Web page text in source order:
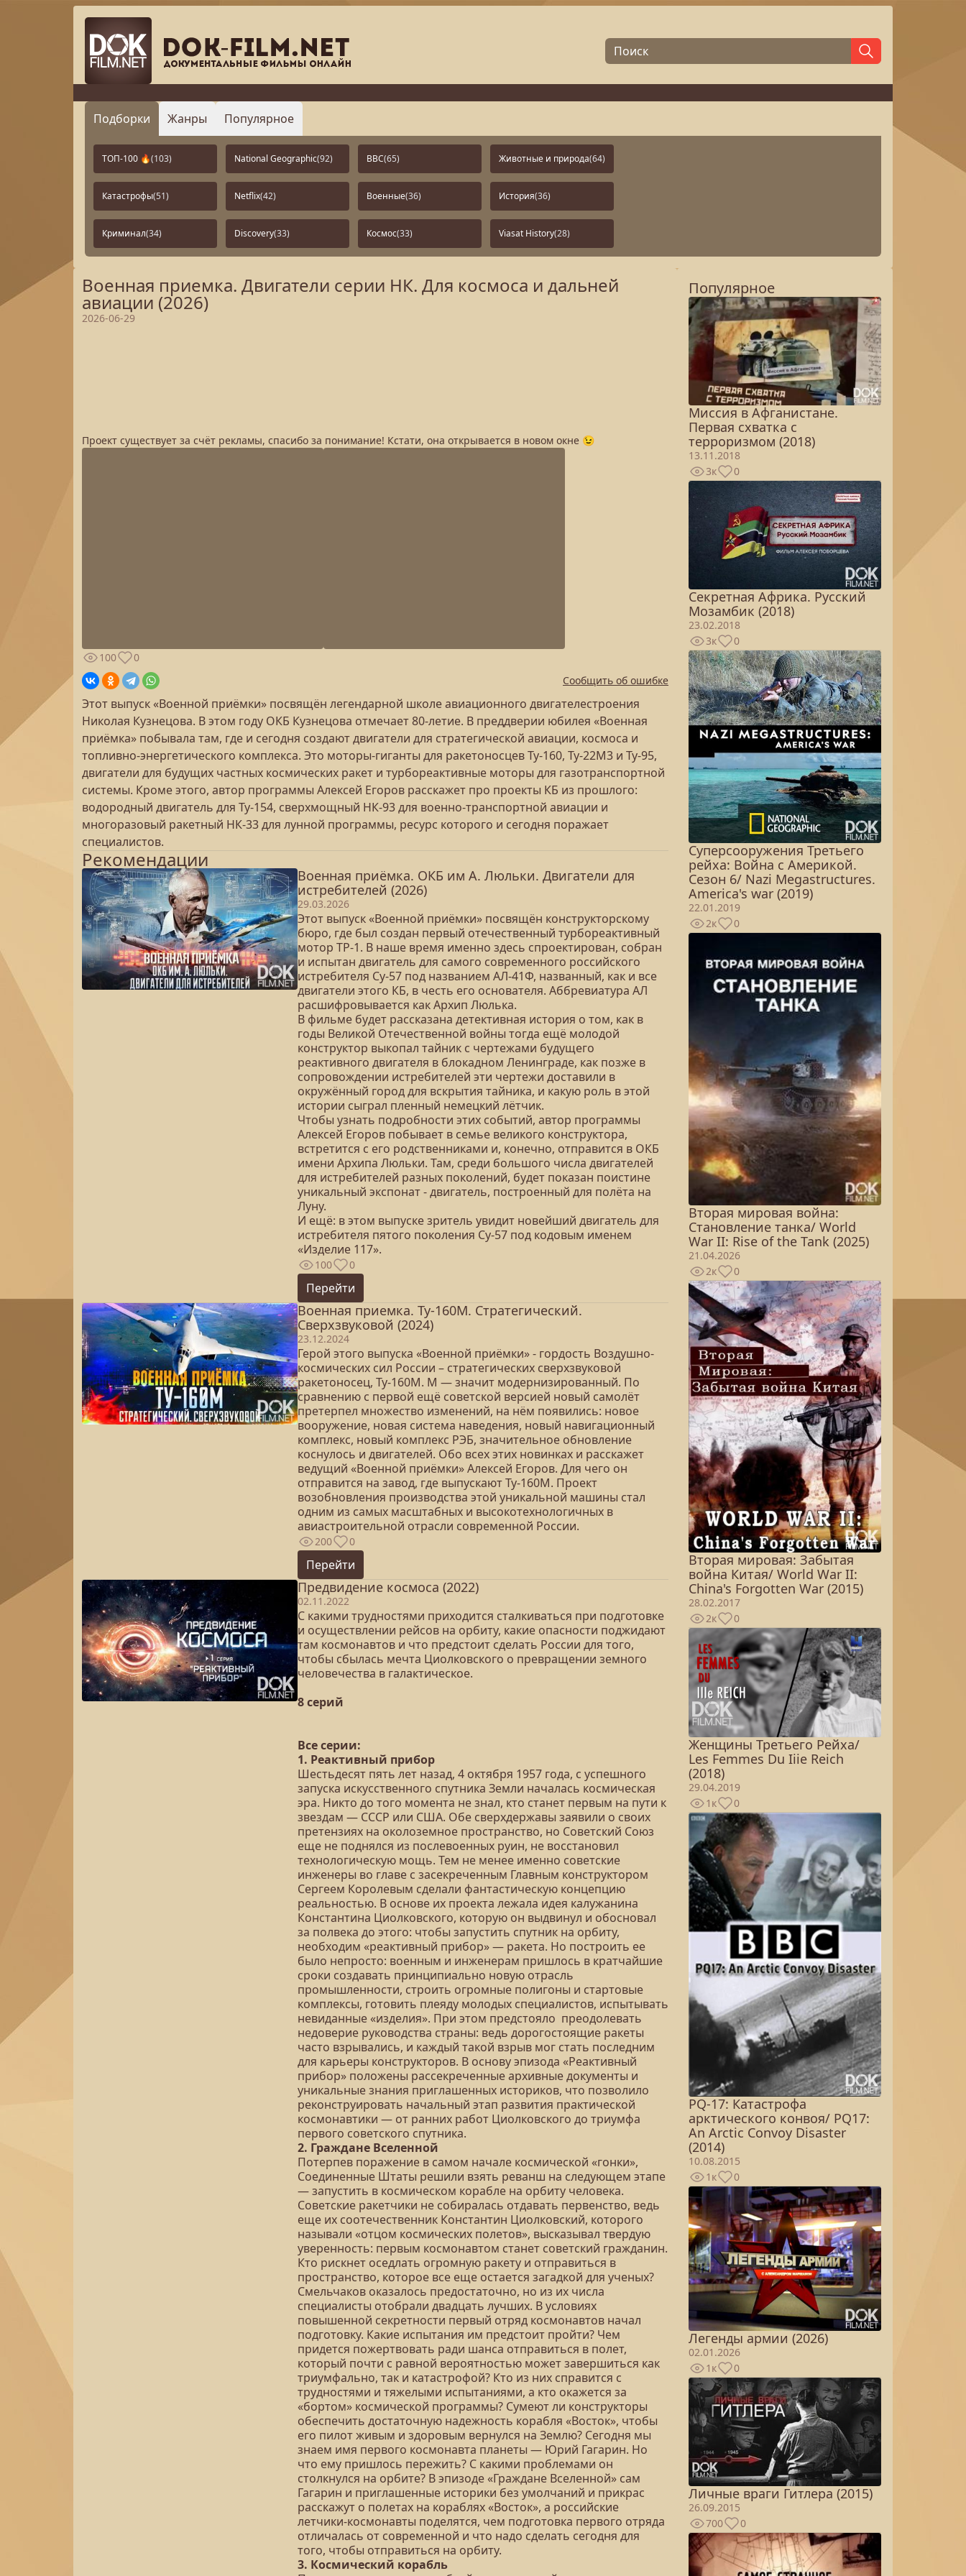
Подборки Жанры Популярное
ТОП-100 🔥(103) National Geographic(92) BBC(65) Животные и природа(64)
Катастрофы(51) Netflix(42) Военные(36) История(36)
Криминал(34) Discovery(33) Космос(33) Viasat History(28)
Военная приемка. Двигатели серии НК. Для космоса и дальней
авиации (2026)
2026-06-29
Проект существует за счёт рекламы, спасибо за понимание! Кстати, она открывается в новом окне 😉
100
0
Сообщить об ошибке
Этот выпуск «Военной приёмки» посвящён легендарной школе авиационного двигателестроения
Николая Кузнецова. В этом году ОКБ Кузнецова отмечает 80-летие. В преддверии юбилея «Военная
приёмка» побывала там, где и сегодня создают двигатели для стратегической авиации, космоса и
топливно-энергетического комплекса. Это моторы-гиганты для ракетоносцев Ту-160, Ту-22М3 и Ту-95,
двигатели для будущих частных космических ракет и турбореактивные моторы для газотранспортной
системы. Кроме этого, автор программы Алексей Егоров расскажет про проекты КБ из прошлого:
водородный двигатель для Ту-154, сверхмощный НК-93 для военно-транспортной авиации и
многоразовый ракетный НК-33 для лунной программы, ресурс которого и сегодня поражает
специалистов.
Рекомендации
Военная приёмка. ОКБ им А. Люльки. Двигатели для
истребителей (2026)
29.03.2026
Этот выпуск «Военной приёмки» посвящён конструкторскому
бюро, где был создан первый отечественный турбореактивный
мотор ТР-1. В наше время именно здесь спроектирован, собран
и испытан двигатель для самого современного российского
истребителя Су-57 под названием АЛ-41Ф, названный, как и все
двигатели этого КБ, в честь его основателя. Аббревиатура АЛ
расшифровывается как Архип Люлька.
В фильме будет рассказана детективная история о том, как в
годы Великой Отечественной войны тогда ещё молодой
конструктор выкопал тайник с чертежами будущего
реактивного двигателя в блокадном Ленинграде, как позже в
сопровождении истребителей эти чертежи доставили в
окружённый город для вскрытия тайника, и какую роль в этой
истории сыграл пленный немецкий лётчик.
Чтобы узнать подробности этих событий, автор программы
Алексей Егоров побывает в семье великого конструктора,
встретится с его родственниками и, конечно, отправится в ОКБ
имени Архипа Люльки. Там, среди большого числа двигателей
для истребителей разных поколений, будет показан поистине
уникальный экспонат - двигатель, построенный для полёта на
Луну.
И ещё: в этом выпуске зритель увидит новейший двигатель для
истребителя пятого поколения Су-57 под кодовым именем
«Изделие 117».
100 0
Перейти
Военная приемка. Ту-160М. Стратегический.
Сверхзвуковой (2024)
23.12.2024
Герой этого выпуска «Военной приёмки» - гордость Воздушно-
космических сил России – стратегических сверхзвуковой
ракетоносец, Ту-160М. М — значит модернизированный. По
сравнению с первой ещё советской версией новый самолёт
претерпел множество изменений, на нём появились: новое
вооружение, новая система наведения, новый навигационный
комплекс, новый комплекс РЭБ, значительное обновление
коснулось и двигателей. Обо всех этих новинках и расскажет
ведущий «Военной приёмки» Алексей Егоров. Для чего он
отправится на завод, где выпускают Ту-160М. Проект
возобновления производства этой уникальной машины стал
одним из самых масштабных и высокотехнологичных в
авиастроительной отрасли современной России.
200 0
Перейти
Предвидение космоса (2022)
02.11.2022
С какими трудностями приходится сталкиваться при подготовке
и осуществлении рейсов на орбиту, какие опасности поджидают
там космонавтов и что предстоит сделать России для того,
чтобы сбылась мечта Циолковского о превращении земного
человечества в галактическое.
8 серий
Все серии:
1. Реактивный прибор
Шестьдесят пять лет назад, 4 октября 1957 года, с успешного
запуска искусственного спутника Земли началась космическая
эра. Никто до того момента не знал, кто станет первым на пути к
звездам — СССР или США. Обе сверхдержавы заявили о своих
претензиях на околоземное пространство, но Советский Союз
еще не поднялся из послевоенных руин, не восстановил
технологическую мощь. Тем не менее именно советские
инженеры во главе с засекреченным Главным конструктором
Сергеем Королевым сделали фантастическую концепцию
реальностью. В основе их проекта лежала идея калужанина
Константина Циолковского, которую он выдвинул и обосновал
за полвека до этого: чтобы запустить спутник на орбиту,
необходим «реактивный прибор» — ракета. Но построить ее
было непросто: военным и инженерам пришлось в кратчайшие
сроки создавать принципиально новую отрасль
промышленности, строить огромные полигоны и стартовые
комплексы, готовить плеяду молодых специалистов, испытывать
невиданные «изделия». При этом предстояло преодолевать
недоверие руководства страны: ведь дорогостоящие ракеты
часто взрывались, и каждый такой взрыв мог стать последним
для карьеры конструкторов. В основу эпизода «Реактивный
прибор» положены рассекреченные архивные документы и
уникальные знания приглашенных историков, что позволило
реконструировать начальный этап развития практической
космонавтики — от ранних работ Циолковского до триумфа
первого советского спутника.
2. Граждане Вселенной
Потерпев поражение в самом начале космической «гонки»,
Соединенные Штаты решили взять реванш на следующем этапе
— запустить в космическом корабле на орбиту человека.
Советские ракетчики не собиралась отдавать первенство, ведь
еще их соотечественник Константин Циолковский, которого
называли «отцом космических полетов», высказывал твердую
уверенность: первым космонавтом станет советский гражданин.
Кто рискнет оседлать огромную ракету и отправиться в
пространство, которое все еще остается загадкой для ученых?
Смельчаков оказалось предостаточно, но из их числа
специалисты отобрали двадцать лучших. В условиях
повышенной секретности первый отряд космонавтов начал
подготовку. Какие испытания им предстоит пройти? Чем
придется пожертвовать ради шанса отправиться в полет,
который почти с равной вероятностью может завершиться как
триумфально, так и катастрофой? Кто из них справится с
трудностями и тяжелыми испытаниями, а кто окажется за
«бортом» космической программы? Сумеют ли конструкторы
обеспечить достаточную надежность корабля «Восток», чтобы
его пилот живым и здоровым вернулся на Землю? Сегодня мы
знаем имя первого космонавта планеты — Юрий Гагарин. Но
что ему пришлось пережить? С какими проблемами он
столкнулся на орбите? В эпизоде «Граждане Вселенной» сам
Гагарин и приглашенные историки без умолчаний и прикрас
расскажут о полетах на кораблях «Восток», а российские
летчики-космонавты поделятся, чем подготовка первого отряда
отличалась от современной и что надо сделать сегодня для
того, чтобы отправиться на орбиту.
3. Космический корабль
Популярное
Миссия в Афганистане.
Первая схватка с
терроризмом (2018)
13.11.2018
3к
0
Секретная Африка. Русский
Мозамбик (2018)
23.02.2018
3к
0
Суперсооружения Третьего
рейха: Война с Америкой.
Сезон 6/ Nazi Megastructures.
America's war (2019)
22.01.2019
2к
0
Вторая мировая война:
Становление танка/ World
War II: Rise of the Tank (2025)
21.04.2026
2к
0
Вторая мировая: Забытая
война Китая/ World War II:
China's Forgotten War (2015)
28.02.2017
2к
0
Женщины Третьего Рейха/
Les Femmes Du Iiie Reich
(2018)
29.04.2019
1к
0
PQ-17: Катастрофа
арктического конвоя/ PQ17:
An Arctic Convoy Disaster
(2014)
10.08.2015
1к
0
Легенды армии (2026)
02.01.2026
1к
0
Личные враги Гитлера (2015)
26.09.2015
700
0